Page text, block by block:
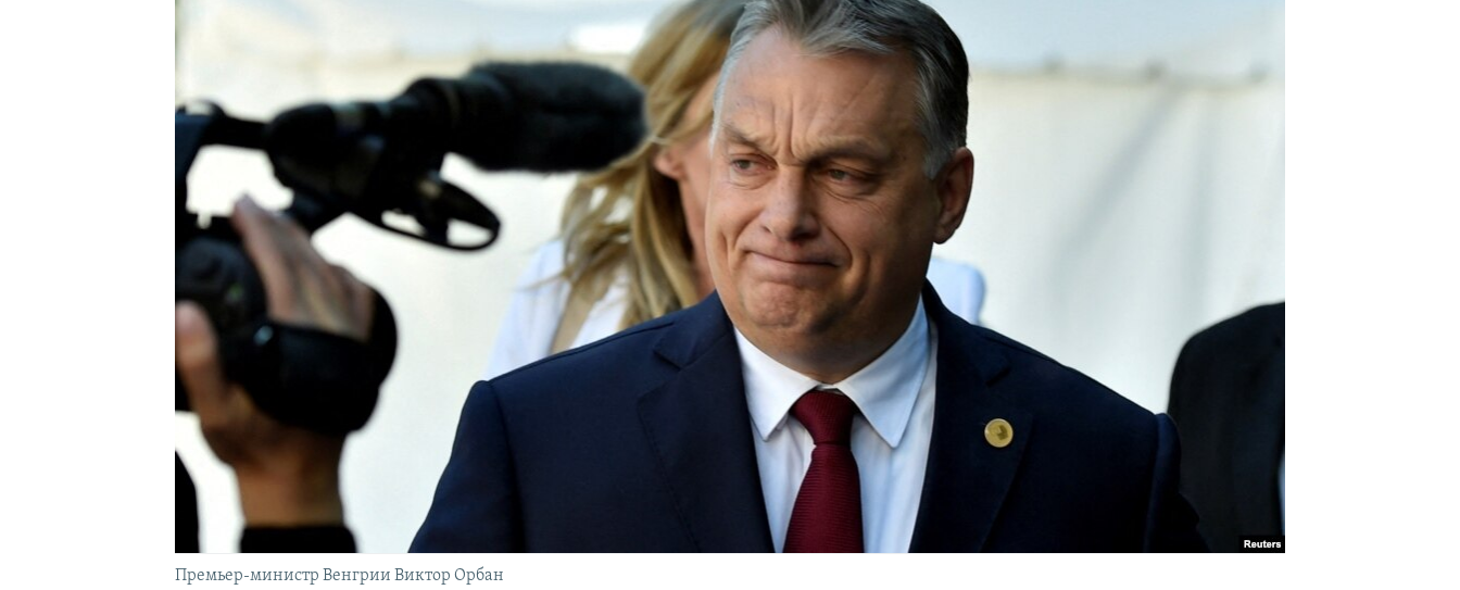
УКРАИНСКАЯ ПРОБЛЕМА КРЫМА
Премьер-министр Венгрии Виктор Орбан